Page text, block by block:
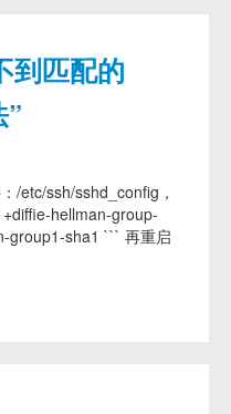
到匹配的
/etc/ssh/sshd_config，
hellman-group-
group1-sha1 ``` 再重启